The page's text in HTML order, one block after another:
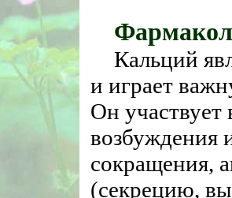
Кальций
и играет
Он
возбуждения
сокращения,
(секрецию,